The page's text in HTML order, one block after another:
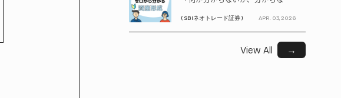
( SBIネオトレード証券 ) APR. 03, 2026
View All →